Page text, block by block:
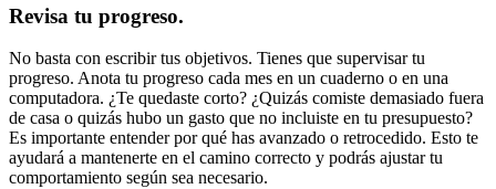
Revisa tu progreso.
No basta con escribir tus objetivos. Tienes que supervisar tu
progreso. Anota tu progreso cada mes en un cuaderno o en una
computadora. ¿Te quedaste corto? ¿Quizás comiste demasiado fuera
de casa o quizás hubo un gasto que no incluiste en tu presupuesto?
Es importante entender por qué has avanzado o retrocedido. Esto te
ayudará a mantenerte en el camino correcto y podrás ajustar tu
comportamiento según sea necesario.